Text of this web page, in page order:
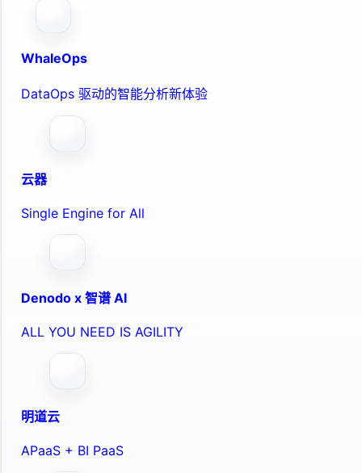
WhaleOps
DataOps 驱动的智能分析新体验
云器
Single Engine for All
Denodo x 智谱 AI
ALL YOU NEED IS AGILITY
明道云
APaaS + BI PaaS